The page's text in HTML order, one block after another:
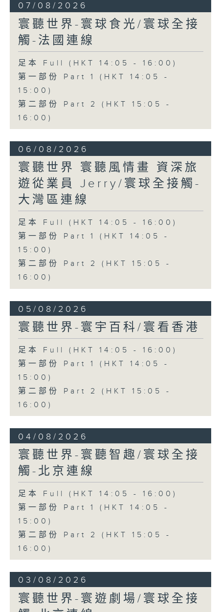
07/08/2026
寰聽世界-寰球食光/寰球全接
觸-法國連線
足本 Full (HKT 14:05 - 16:00)
第一部份 Part 1 (HKT 14:05 -
15:00)
第二部份 Part 2 (HKT 15:05 -
16:00)
06/08/2026
寰聽世界 寰聽風情畫 資深旅
遊從業員 Jerry/寰球全接觸-
大灣區連線
足本 Full (HKT 14:05 - 16:00)
第一部份 Part 1 (HKT 14:05 -
15:00)
第二部份 Part 2 (HKT 15:05 -
16:00)
05/08/2026
寰聽世界-寰宇百科/寰看香港
足本 Full (HKT 14:05 - 16:00)
第一部份 Part 1 (HKT 14:05 -
15:00)
第二部份 Part 2 (HKT 15:05 -
16:00)
04/08/2026
寰聽世界-寰聽智趣/寰球全接
觸-北京連線
足本 Full (HKT 14:05 - 16:00)
第一部份 Part 1 (HKT 14:05 -
15:00)
第二部份 Part 2 (HKT 15:05 -
16:00)
03/08/2026
寰聽世界-寰遊劇場/寰球全接